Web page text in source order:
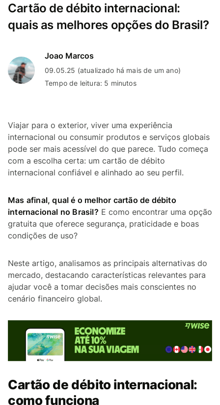
Cartão de débito internacional:
quais as melhores opções do Brasil?
Joao Marcos
09.05.25 (atualizado há mais de um ano)
Tempo de leitura: 5 minutos
Viajar para o exterior, viver uma experiência
internacional ou consumir produtos e serviços globais
pode ser mais acessível do que parece. Tudo começa
com a escolha certa: um cartão de débito
internacional confiável e alinhado ao seu perfil.
Mas afinal, qual é o melhor cartão de débito
internacional no Brasil? E como encontrar uma opção
gratuita que oferece segurança, praticidade e boas
condições de uso?
Neste artigo, analisamos as principais alternativas do
mercado, destacando características relevantes para
ajudar você a tomar decisões mais conscientes no
cenário financeiro global.
Cartão de débito internacional:
como funciona